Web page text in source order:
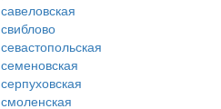
савеловская
свиблово
севастопольская
семеновская
серпуховская
смоленская